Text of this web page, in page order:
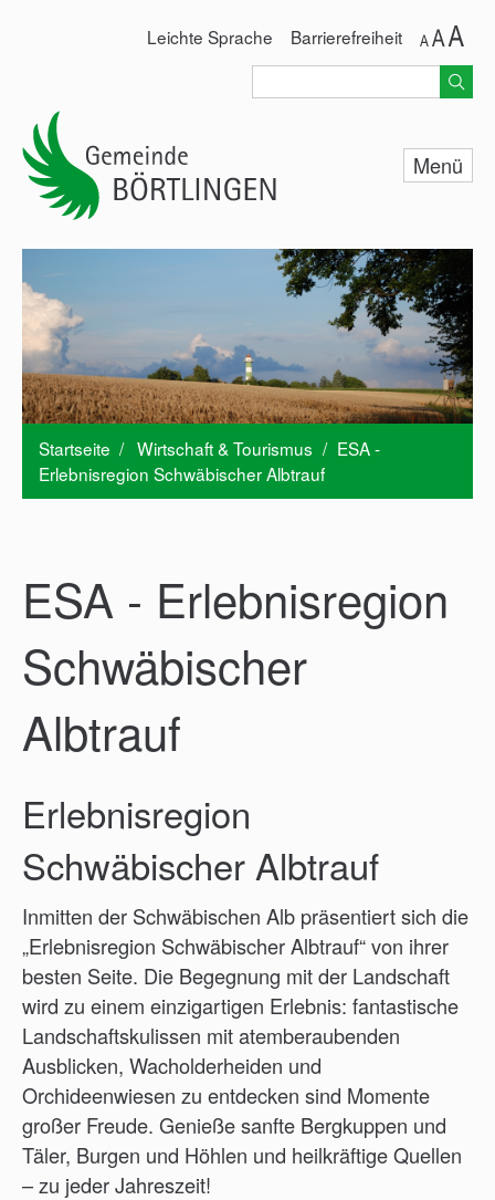
Leichte Sprache Barrierefreiheit
Menü
Rathaus & Service
Standorte Defibrillatoren
Leben & Wohnen
Freizeit & Vereine
Wirtschaft & Tourismus
Gewerbe
Übernachten
Prof.-Schwegler-Stiftung
ESA - Erlebnisregion Schwäbischer Albtrauf
Startseite / Wirtschaft & Tourismus / ESA -
Erlebnisregion Schwäbischer Albtrauf
ESA - Erlebnisregion
Schwäbischer
Albtrauf
Erlebnisregion
Schwäbischer Albtrauf
Inmitten der Schwäbischen Alb präsentiert sich die
„Erlebnisregion Schwäbischer Albtrauf“ von ihrer
besten Seite. Die Begegnung mit der Landschaft
wird zu einem einzigartigen Erlebnis: fantastische
Landschaftskulissen mit atemberaubenden
Ausblicken, Wacholderheiden und
Orchideenwiesen zu entdecken sind Momente
großer Freude. Genieße sanfte Bergkuppen und
Täler, Burgen und Höhlen und heilkräftige Quellen
– zu jeder Jahreszeit!